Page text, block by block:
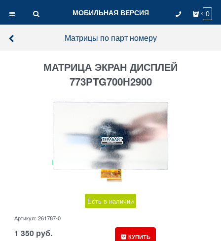
МОБИЛЬНАЯ ВЕРСИЯ 0
Матрицы по парт номеру
МАТРИЦА ЭКРАН ДИСПЛЕЙ
773PTG700H2900
Есть в наличии
Артикул: 261787-0
1 350 руб. КУПИТЬ